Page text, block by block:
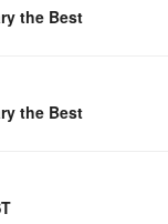
the Best
the Best